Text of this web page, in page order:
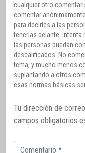
cualquier otro
comentar
para decirles a las
tenerlas delante. Intenta
las personas puedan
descalificados. No
tema, y mucho menos
suplantando a otros
esas normas básicas
Tu dirección de
campos obligatorios
Comentario